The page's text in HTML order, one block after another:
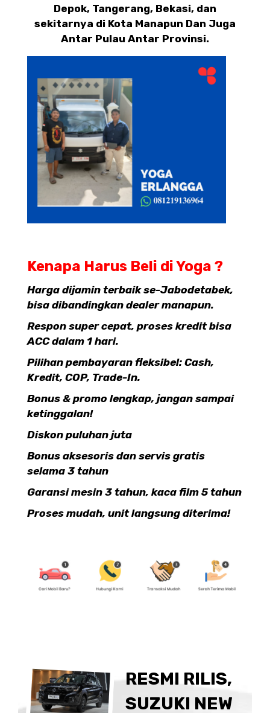
Depok, Tangerang, Bekasi, dan
sekitarnya di Kota Manapun Dan Juga
Antar Pulau Antar Provinsi.
Kenapa Harus Beli di Yoga ?
Harga dijamin terbaik se-Jabodetabek,
bisa dibandingkan dealer manapun.
Respon super cepat, proses kredit bisa
ACC dalam 1 hari.
Pilihan pembayaran fleksibel: Cash,
Kredit, COP, Trade-In.
Bonus & promo lengkap, jangan sampai
ketinggalan!
Diskon puluhan juta
Bonus aksesoris dan servis gratis
selama 3 tahun
Garansi mesin 3 tahun, kaca film 5 tahun
Proses mudah, unit langsung diterima!
RESMI RILIS,
SUZUKI NEW